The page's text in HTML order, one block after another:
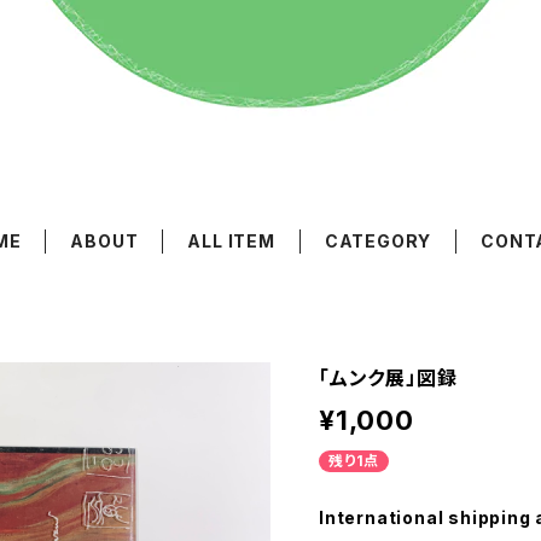
ABOUT ALL ITEM CATEGORY
「ムンク展」図録
¥1,000
残り1点
International shipping